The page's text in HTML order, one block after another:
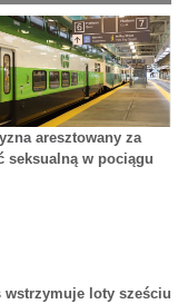
aresztowany za
seksualną w pociągu
wstrzymuje loty sześciu